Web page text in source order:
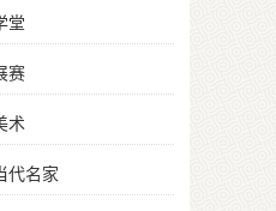
堂
赛
术
代名家